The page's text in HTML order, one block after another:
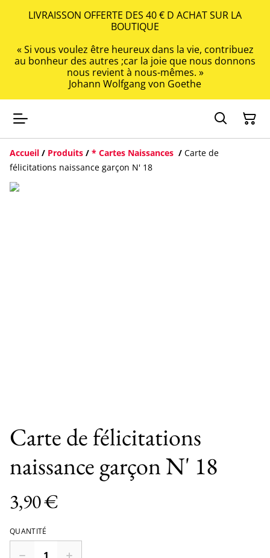
LIVRAISSON OFFERTE DES 40 € D ACHAT SUR LA
BOUTIQUE
« Si vous voulez être heureux dans la vie, contribuez
au bonheur des autres ;car la joie que nous donnons
nous revient à nous-mêmes. »
Johann Wolfgang von Goethe
Accueil / Produits / * Cartes Naissances / Carte de
félicitations naissance garçon N' 18
Carte de félicitations
naissance garçon N' 18
3,90 €
QUANTITÉ